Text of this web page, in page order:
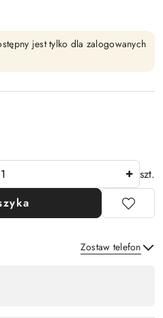
jest tylko dla zalogowanych
szt.
Zostaw telefon